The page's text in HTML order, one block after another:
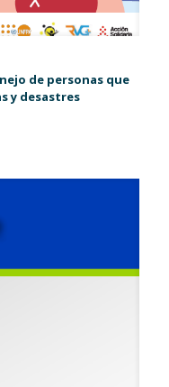
de personas que
y desastres